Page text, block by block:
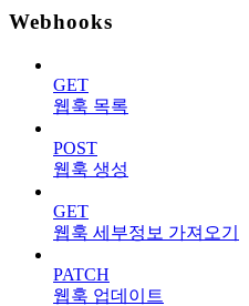
Webhooks
GET
웹훅 목록
POST
웹훅 생성
GET
웹훅 세부정보 가져오기
PATCH
웹훅 업데이트